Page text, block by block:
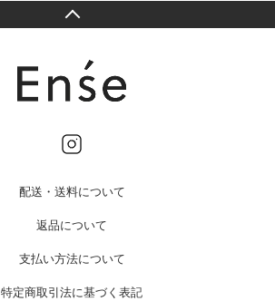
配送・送料について
返品について
支払い方法について
特定商取引法に基づく表記